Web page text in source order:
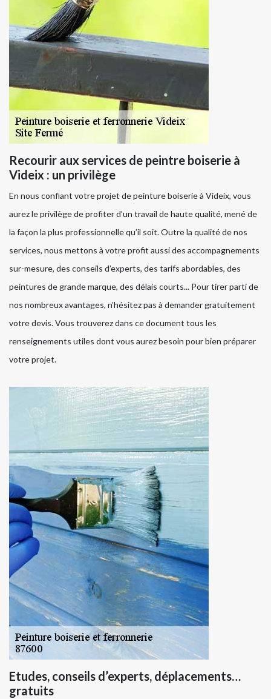
Recourir aux services de peintre boiserie à
Videix : un privilège
En nous confiant votre projet de peinture boiserie à Videix, vous
aurez le privilège de profiter d’un travail de haute qualité, mené de
la façon la plus professionnelle qu’il soit. Outre la qualité de nos
services, nous mettons à votre profit aussi des accompagnements
sur-mesure, des conseils d’experts, des tarifs abordables, des
peintures de grande marque, des délais courts... Pour tirer parti de
nos nombreux avantages, n’hésitez pas à demander gratuitement
votre devis. Vous trouverez dans ce document tous les
renseignements utiles dont vous aurez besoin pour bien préparer
votre projet.
Etudes, conseils d’experts, déplacements…
gratuits